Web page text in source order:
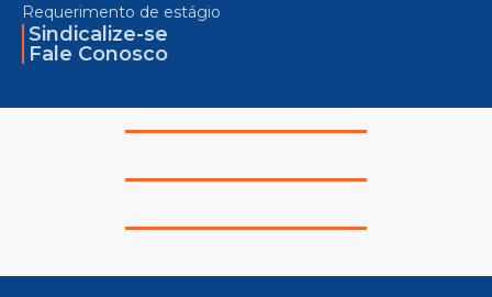
Requerimento de estágio
Sindicalize-se
Fale Conosco